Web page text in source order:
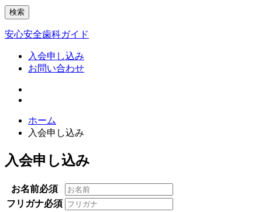
検索
安心安全歯科ガイド
入会申し込み
お問い合わせ
ホーム
入会申し込み
入会申し込み
お名前必須
フリガナ必須